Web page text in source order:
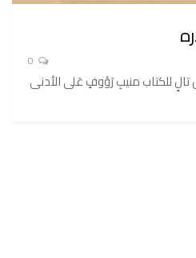
تالٍ للكتاب منيبِ رَؤوفٍ عَلى الأدنى